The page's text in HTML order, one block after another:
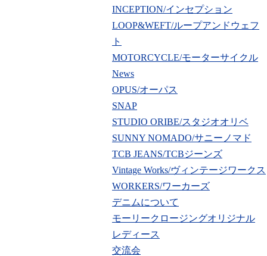
INCEPTION/インセプション
LOOP&WEFT/ループアンドウェフ
ト
MOTORCYCLE/モーターサイクル
News
OPUS/オーパス
SNAP
STUDIO ORIBE/スタジオオリベ
SUNNY NOMADO/サニーノマド
TCB JEANS/TCBジーンズ
Vintage Works/ヴィンテージワークス
WORKERS/ワーカーズ
デニムについて
モーリークロージングオリジナル
レディース
交流会